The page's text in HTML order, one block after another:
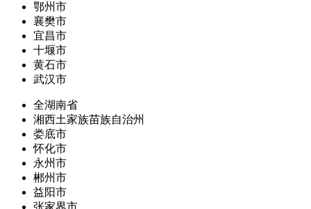
鄂州市
襄樊市
宜昌市
十堰市
黄石市
武汉市
全湖南省
湘西土家族苗族自治州
娄底市
怀化市
永州市
郴州市
益阳市
张家界市